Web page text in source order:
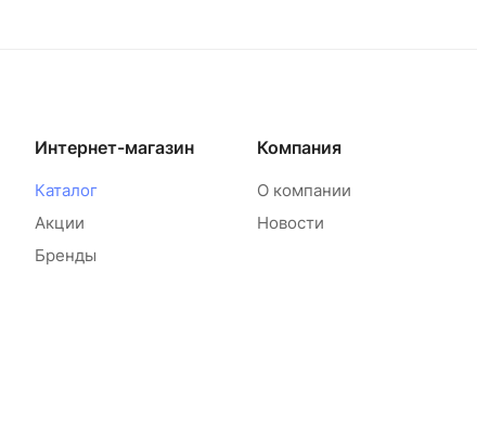
Интернет-магазин
Каталог
Акции
Бренды
Компания
О компании
Новости